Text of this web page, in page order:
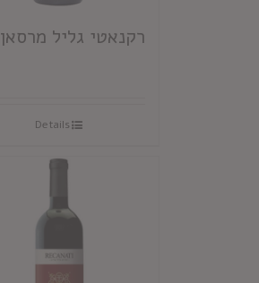
רקנאטי גליל מרסאן
Details